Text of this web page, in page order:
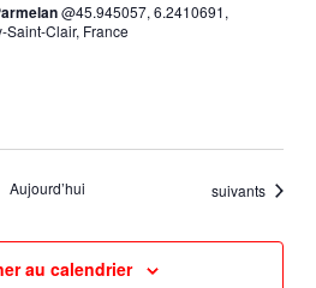
@45.945057, 6.2410691,
Saint-Clair, France
Aujourd’hui Évènements
suivants
au calendrier